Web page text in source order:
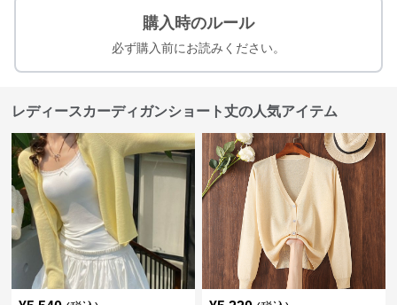
購入時のルール
必ず購入前にお読みください。
レディースカーディガンショート丈の人気アイテム